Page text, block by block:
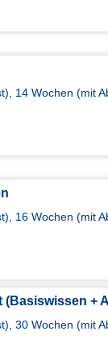
14 Wochen (mit
16 Wochen (mit
(Basiswissen +
30 Wochen (mit